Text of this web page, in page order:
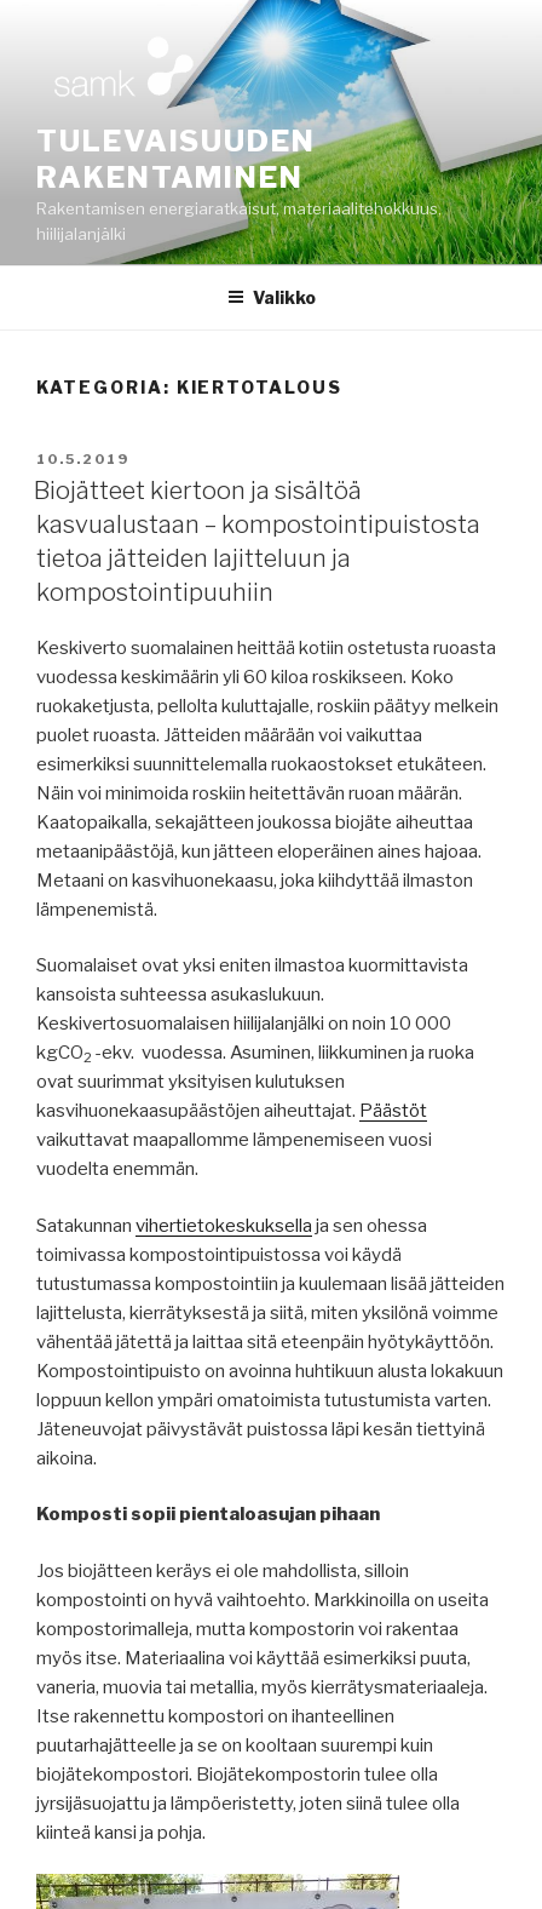
TULEVAISUUDEN
RAKENTAMINEN
Rakentamisen energiaratkaisut, materiaalitehokkuus,
hiilijalanjälki
Valikko
KATEGORIA: KIERTOTALOUS
JULKAISTU
10.5.2019
Biojätteet kiertoon ja sisältöä
kasvualustaan – kompostointipuistosta
tietoa jätteiden lajitteluun ja
kompostointipuuhiin
Keskiverto suomalainen heittää kotiin ostetusta ruoasta
vuodessa keskimäärin yli 60 kiloa roskikseen. Koko
ruokaketjusta, pellolta kuluttajalle, roskiin päätyy melkein
puolet ruoasta. Jätteiden määrään voi vaikuttaa
esimerkiksi suunnittelemalla ruokaostokset etukäteen.
Näin voi minimoida roskiin heitettävän ruoan määrän.
Kaatopaikalla, sekajätteen joukossa biojäte aiheuttaa
metaanipäästöjä, kun jätteen eloperäinen aines hajoaa.
Metaani on kasvihuonekaasu, joka kiihdyttää ilmaston
lämpenemistä.
Suomalaiset ovat yksi eniten ilmastoa kuormittavista
kansoista suhteessa asukaslukuun.
Keskivertosuomalaisen hiilijalanjälki on noin 10 000
kgCO2 -ekv. vuodessa. Asuminen, liikkuminen ja ruoka
ovat suurimmat yksityisen kulutuksen
kasvihuonekaasupäästöjen aiheuttajat. Päästöt
vaikuttavat maapallomme lämpenemiseen vuosi
vuodelta enemmän.
Satakunnan vihertietokeskuksella ja sen ohessa
toimivassa kompostointipuistossa voi käydä
tutustumassa kompostointiin ja kuulemaan lisää jätteiden
lajittelusta, kierrätyksestä ja siitä, miten yksilönä voimme
vähentää jätettä ja laittaa sitä eteenpäin hyötykäyttöön.
Kompostointipuisto on avoinna huhtikuun alusta lokakuun
loppuun kellon ympäri omatoimista tutustumista varten.
Jäteneuvojat päivystävät puistossa läpi kesän tiettyinä
aikoina.
Komposti sopii pientaloasujan pihaan
Jos biojätteen keräys ei ole mahdollista, silloin
kompostointi on hyvä vaihtoehto. Markkinoilla on useita
kompostorimalleja, mutta kompostorin voi rakentaa
myös itse. Materiaalina voi käyttää esimerkiksi puuta,
vaneria, muovia tai metallia, myös kierrätysmateriaaleja.
Itse rakennettu kompostori on ihanteellinen
puutarhajätteelle ja se on kooltaan suurempi kuin
biojätekompostori. Biojätekompostorin tulee olla
jyrsijäsuojattu ja lämpöeristetty, joten siinä tulee olla
kiinteä kansi ja pohja.